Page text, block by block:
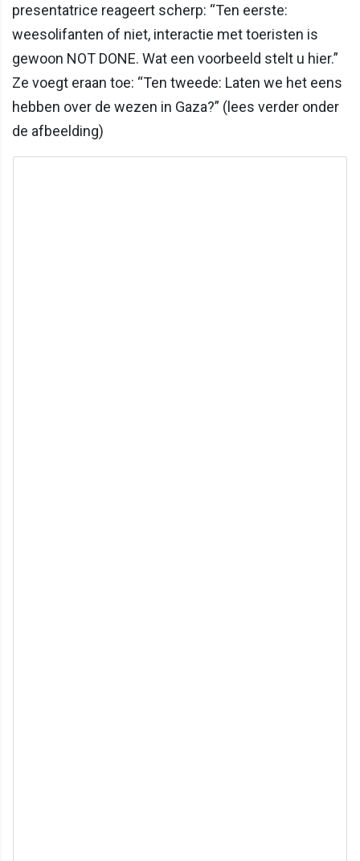
presentatrice reageert scherp: “Ten eerste:
weesolifanten of niet, interactie met toeristen is
gewoon NOT DONE. Wat een voorbeeld stelt u hier.”
Ze voegt eraan toe: “Ten tweede: Laten we het eens
hebben over de wezen in Gaza?” (lees verder onder
de afbeelding)